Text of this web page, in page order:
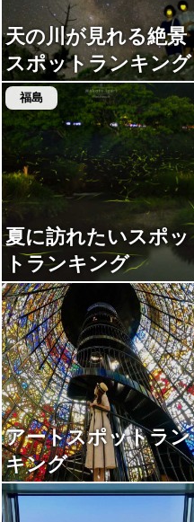
天の川が見れる絶景
スポットランキング
福島
夏に訪れたいスポッ
トランキング
アートスポットラン
キング